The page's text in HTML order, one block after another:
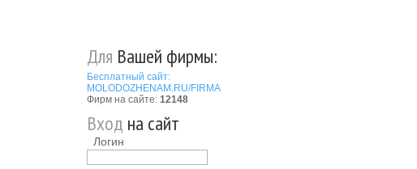
Для Вашей фирмы:
Бесплатный сайт:
MOLODOZHENAM.RU/FIRMA
Фирм на сайте: 12148
Вход на сайт
Логин